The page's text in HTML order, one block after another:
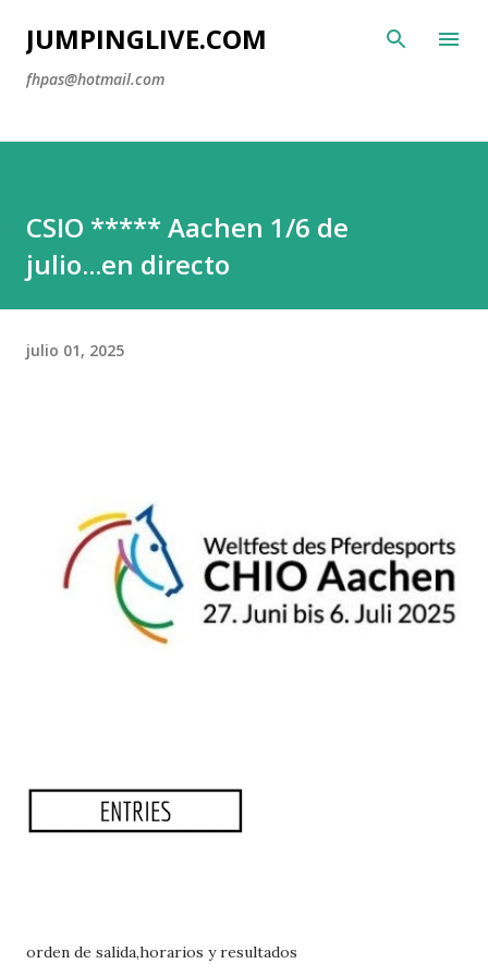
Ir al contenido principal
JUMPINGLIVE.COM
fhpas@hotmail.com
CSIO ***** Aachen 1/6 de
julio...en directo
julio 01, 2025
orden de salida,horarios y resultados